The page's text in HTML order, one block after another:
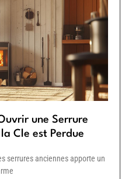
une Serrure
Cle est Perdue
serrures anciennes apporte un